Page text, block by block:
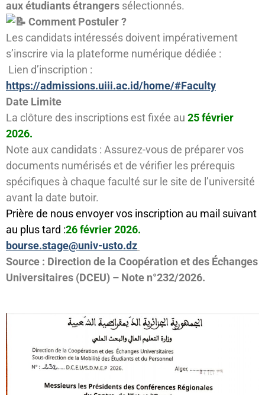
aux étudiants étrangers sélectionnés.
Comment Postuler ?
​Les candidats intéressés doivent impérativement
s’inscrire via la plateforme numérique dédiée :
Lien d’inscription :
https://admissions.uiii.ac.id/home/#Faculty
Date Limite
​La clôture des inscriptions est fixée au 25 février
2026.
​Note aux candidats : Assurez-vous de préparer vos
documents numérisés et de vérifier les prérequis
spécifiques à chaque faculté sur le site de l’université
avant la date butoir.
Prière de nous envoyer vos inscription au mail suivant
au plus tard :26 février 2026.
bourse.stage@univ-usto.dz
​Source : Direction de la Coopération et des Échanges
Universitaires (DCEU) – Note n°232/2026.